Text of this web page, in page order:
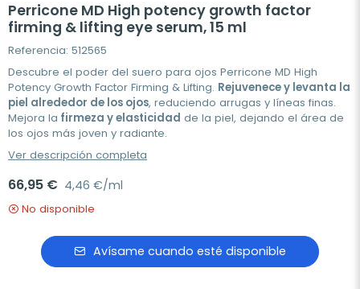
Perricone MD High potency growth factor
firming & lifting eye serum, 15 ml
Referencia: 512565
Descubre el poder del suero para ojos Perricone MD High
Potency Growth Factor Firming & Lifting. Rejuvenece y levanta la
piel alrededor de los ojos, reduciendo arrugas y líneas finas.
Mejora la firmeza y elasticidad de la piel, dejando el área de
los ojos más joven y radiante.
Ver descripción completa
66,95 € 4,46 €/ml
No disponible
Avísame cuando esté disponible